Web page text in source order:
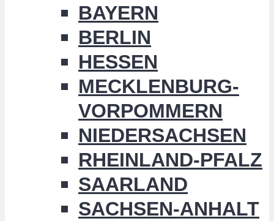
BAYERN
BERLIN
HESSEN
MECKLENBURG-
VORPOMMERN
NIEDERSACHSEN
RHEINLAND-PFALZ
SAARLAND
SACHSEN-ANHALT